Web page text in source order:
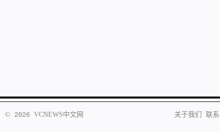
© 2026 VCNEWS中文网 关于我们 联